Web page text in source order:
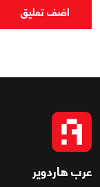
اضف تعليق
عرب هاردوير